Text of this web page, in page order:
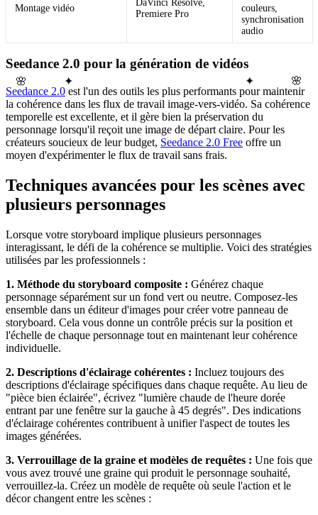
🌸 ✦ 🌸
✦
Montage vidéo
DaVinci Resolve,
Premiere Pro
couleurs,
synchronisation
audio
Seedance 2.0 pour la génération de vidéos
Seedance 2.0 est l'un des outils les plus performants pour maintenir
la cohérence dans les flux de travail image-vers-vidéo. Sa cohérence
temporelle est excellente, et il gère bien la préservation du
personnage lorsqu'il reçoit une image de départ claire. Pour les
créateurs soucieux de leur budget, Seedance 2.0 Free offre un
moyen d'expérimenter le flux de travail sans frais.
Techniques avancées pour les scènes avec
plusieurs personnages
Lorsque votre storyboard implique plusieurs personnages
interagissant, le défi de la cohérence se multiplie. Voici des stratégies
utilisées par les professionnels :
1. Méthode du storyboard composite : Générez chaque
personnage séparément sur un fond vert ou neutre. Composez-les
ensemble dans un éditeur d'images pour créer votre panneau de
storyboard. Cela vous donne un contrôle précis sur la position et
l'échelle de chaque personnage tout en maintenant leur cohérence
individuelle.
2. Descriptions d'éclairage cohérentes : Incluez toujours des
descriptions d'éclairage spécifiques dans chaque requête. Au lieu de
"pièce bien éclairée", écrivez "lumière chaude de l'heure dorée
entrant par une fenêtre sur la gauche à 45 degrés". Des indications
d'éclairage cohérentes contribuent à unifier l'aspect de toutes les
images générées.
3. Verrouillage de la graine et modèles de requêtes : Une fois que
vous avez trouvé une graine qui produit le personnage souhaité,
verrouillez-la. Créez un modèle de requête où seule l'action et le
décor changent entre les scènes :